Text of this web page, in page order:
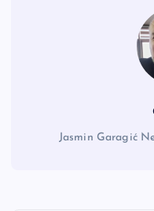
Jasmin Garagić